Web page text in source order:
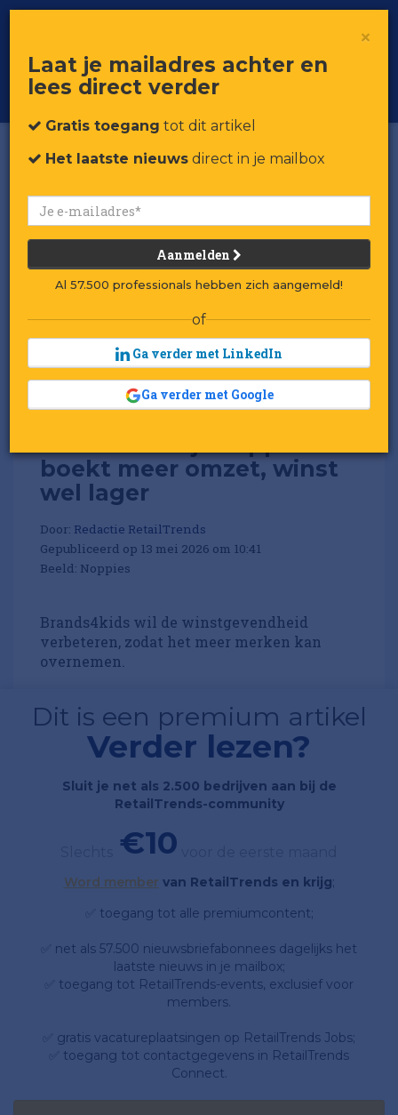
Voor professionals in retail & brands
Toggle
boekt meer omzet, winst
wel lager
Door: Redactie RetailTrends
Gepubliceerd op 13 mei 2026 om 10:41
Beeld: Noppies
Brands4kids wil de winstgevendheid
verbeteren, zodat het meer merken kan
overnemen.
Dit is een premium artikel
Verder lezen?
Sluit je net als 2.500 bedrijven aan bij de
RetailTrends-community
€10
Word member van RetailTrends en krijg;
✅ toegang tot alle premiumcontent;
✅ net als 57.500 nieuwsbriefabonnees dagelijks het
laatste nieuws in je mailbox;
✅ toegang tot RetailTrends-events, exclusief voor
members.
✅ gratis vacatureplaatsingen op RetailTrends Jobs;
✅ toegang tot contactgegevens in RetailTrends
Connect.
×
Laat je mailadres achter en
lees direct verder
Gratis toegang tot dit artikel
Het laatste nieuws direct in je mailbox
Aanmelden
Al 57.500 professionals hebben zich aangemeld!
of
Ga verder met LinkedIn
Ga verder met Google